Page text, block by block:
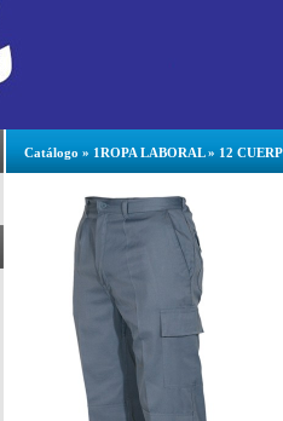
Catálogo » 1ROPA LABORAL» 12